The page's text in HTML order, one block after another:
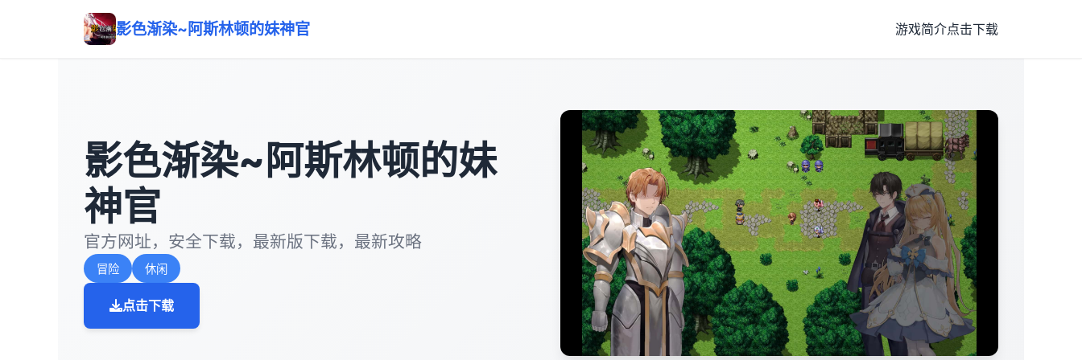
影色渐染~阿斯林顿的妹神官 游戏简介点击下载
影色渐染~阿斯林顿的妹
神官
官方网址，安全下载，最新版下载，最新攻略
冒险 休闲
点击下载